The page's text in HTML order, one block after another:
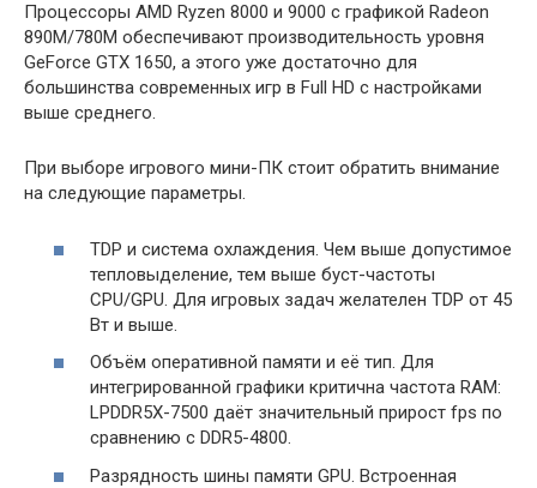
Процессоры AMD Ryzen 8000 и 9000 с графикой Radeon
890M/780M обеспечивают производительность уровня
GeForce GTX 1650, а этого уже достаточно для
большинства современных игр в Full HD с настройками
выше среднего.
При выборе игрового мини-ПК стоит обратить внимание
на следующие параметры.
TDP и система охлаждения. Чем выше допустимое
тепловыделение, тем выше буст-частоты
CPU/GPU. Для игровых задач желателен TDP от 45
Вт и выше.
Объём оперативной памяти и её тип. Для
интегрированной графики критична частота RAM:
LPDDR5X-7500 даёт значительный прирост fps по
сравнению с DDR5-4800.
Разрядность шины памяти GPU. Встроенная